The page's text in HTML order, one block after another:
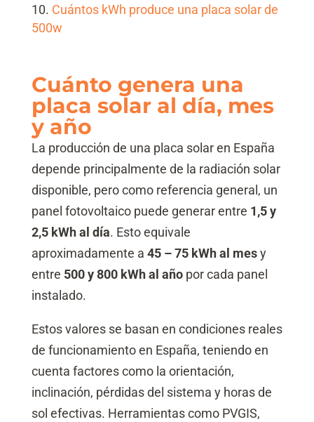
Cuántos kWh produce una placa solar de
500w
Cuánto genera una
placa solar al día, mes
y año
La producción de una placa solar en España
depende principalmente de la radiación solar
disponible, pero como referencia general, un
panel fotovoltaico puede generar entre 1,5 y
2,5 kWh al día. Esto equivale
aproximadamente a 45 – 75 kWh al mesy
entre 500 y 800 kWh al añopor cada panel
instalado.
Estos valores se basan en condiciones reales
de funcionamiento en España, teniendo en
cuenta factores como la orientación,
inclinación, pérdidas del sistema y horas de
sol efectivas. Herramientas como PVGIS,